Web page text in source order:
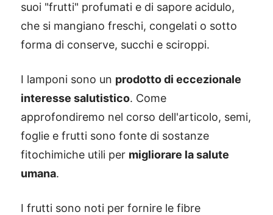
suoi "frutti" profumati e di sapore acidulo,
che si mangiano freschi, congelati o sotto
forma di conserve, succhi e sciroppi.
I lamponi sono un prodotto di eccezionale
interesse salutistico. Come
approfondiremo nel corso dell'articolo, semi,
foglie e frutti sono fonte di sostanze
fitochimiche utili per migliorare la salute
umana.
I frutti sono noti per fornire le fibre